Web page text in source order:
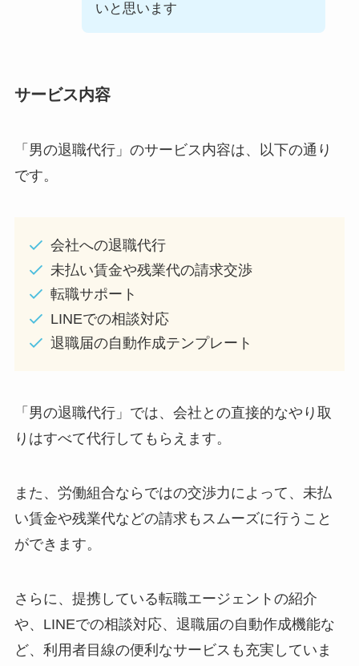
いと思います
サービス内容
「男の退職代行」のサービス内容は、以下の通り
です。
会社への退職代行
未払い賃金や残業代の請求交渉
転職サポート
LINEでの相談対応
退職届の自動作成テンプレート
「男の退職代行」では、会社との直接的なやり取
りはすべて代行してもらえます。
また、労働組合ならではの交渉力によって、未払
い賃金や残業代などの請求もスムーズに行うこと
ができます。
さらに、提携している転職エージェントの紹介
や、LINEでの相談対応、退職届の自動作成機能な
ど、利用者目線の便利なサービスも充実していま